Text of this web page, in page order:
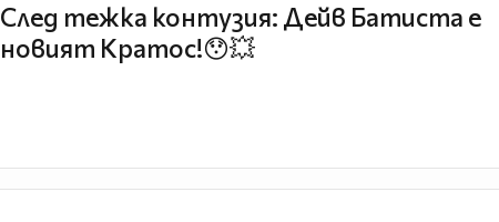
След тежка контузия: Дейв Батиста е
новият Кратос!😯💥